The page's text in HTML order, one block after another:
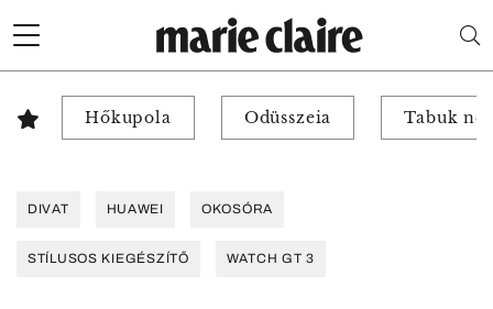
Hőkupola Odüsszeia Tabuk
DIVAT HUAWEI OKOSÓRA
STÍLUSOS KIEGÉSZÍTŐ WATCH GT 3